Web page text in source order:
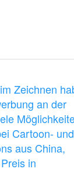
Zeichnen
an der
Cartoon- und
aus China,
in